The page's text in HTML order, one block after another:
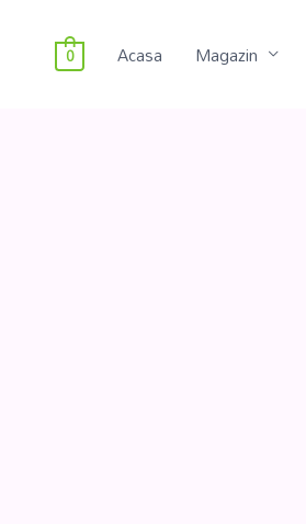
Acasa Magazin
0